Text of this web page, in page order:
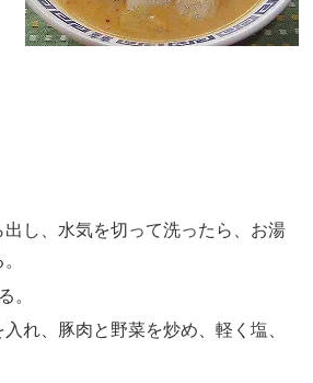
出し、水気を切って洗ったら、お湯
。
れ、豚肉と野菜を炒め、軽く塩、